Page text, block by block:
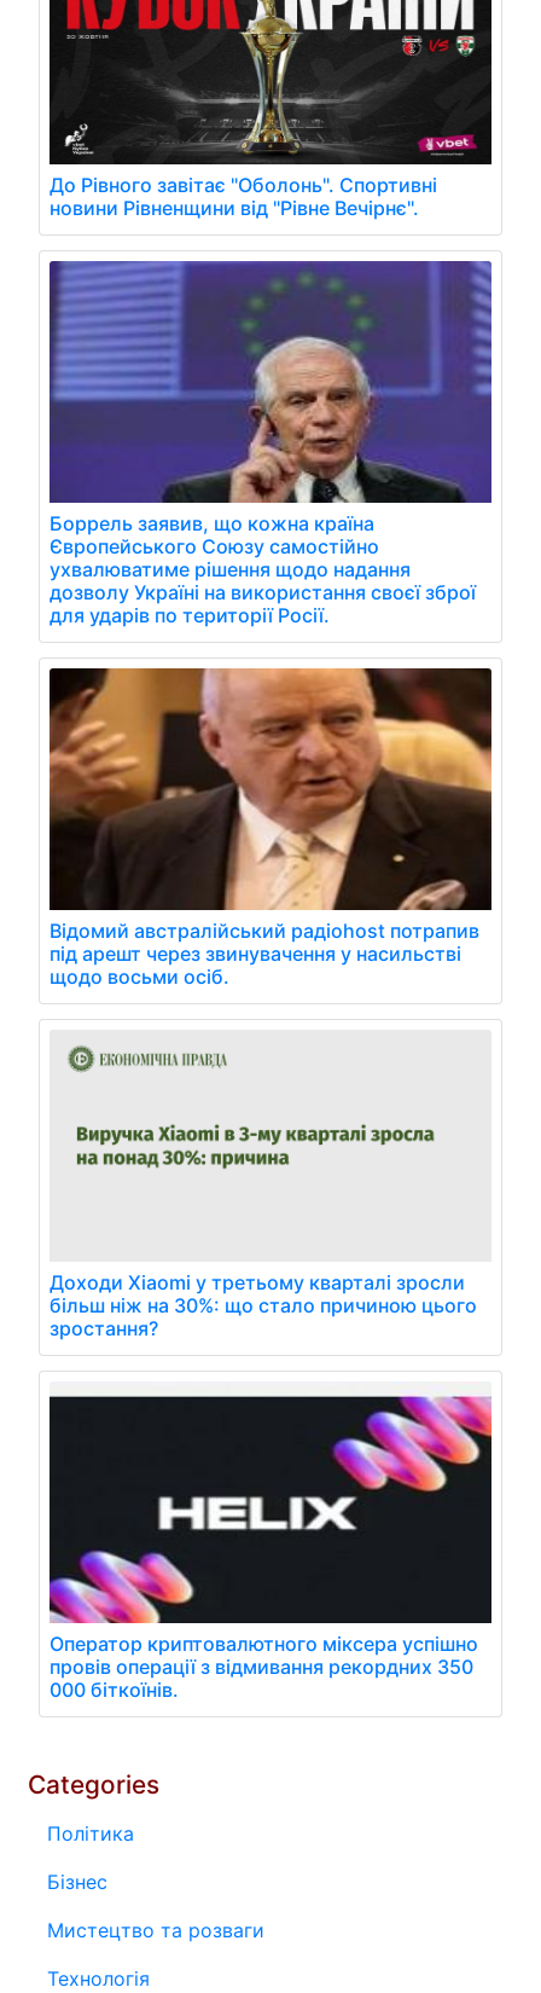
До Рівного завітає "Оболонь". Спортивні
новини Рівненщини від "Рівне Вечірнє".
Боррель заявив, що кожна країна
Європейського Союзу самостійно
ухвалюватиме рішення щодо надання
дозволу Україні на використання своєї зброї
для ударів по території Росії.
Відомий австралійський радіоhost потрапив
під арешт через звинувачення у насильстві
щодо восьми осіб.
Доходи Xiaomi у третьому кварталі зросли
більш ніж на 30%: що стало причиною цього
зростання?
Оператор криптовалютного міксера успішно
провів операції з відмивання рекордних 350
000 біткоїнів.
Categories
Політика
Бізнес
Мистецтво та розваги
Технологія